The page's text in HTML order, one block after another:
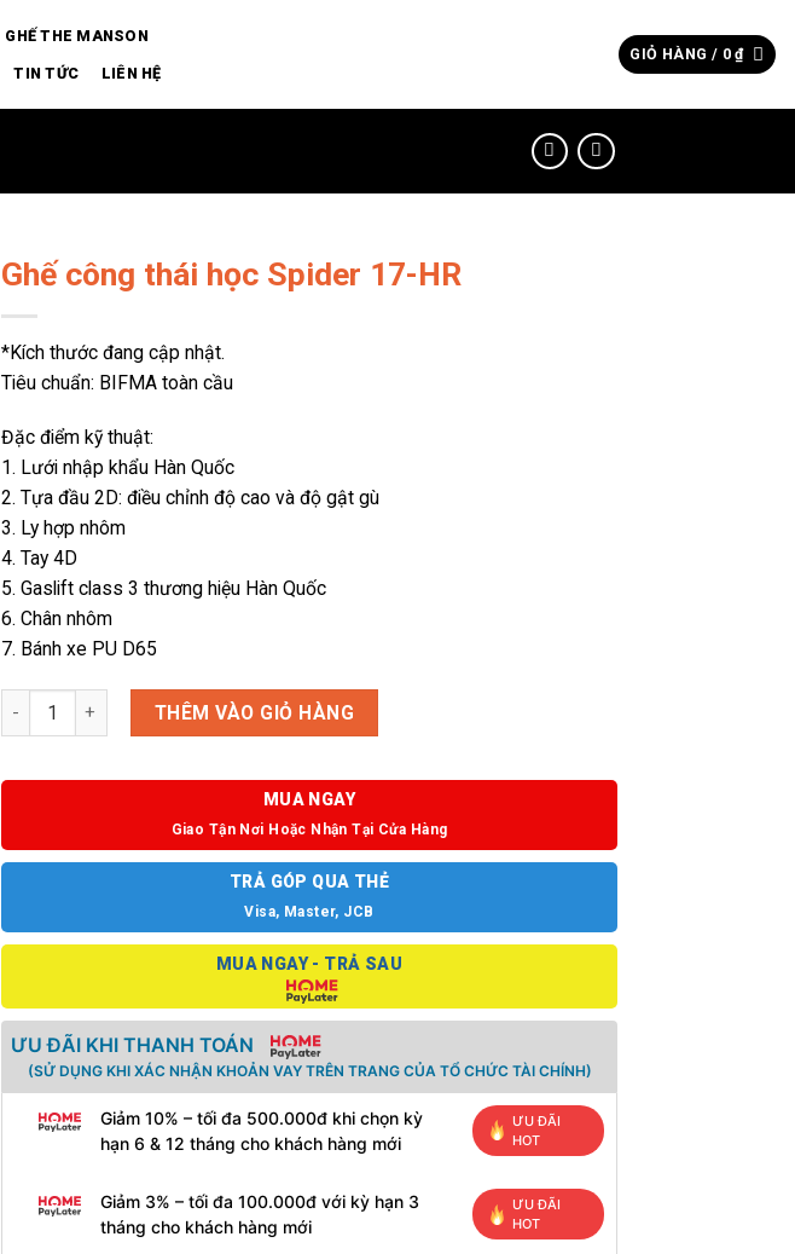
GHẾ THE MANSON
TIN TỨC LIÊN HỆ
GIỎ HÀNG / 0₫
Ghế công thái học Spider 17-HR
*Kích thước đang cập nhật.
Tiêu chuẩn: BIFMA toàn cầu
Đặc điểm kỹ thuật:
1. Lưới nhập khẩu Hàn Quốc
2. Tựa đầu 2D: điều chỉnh độ cao và độ gật gù
3. Ly hợp nhôm
4. Tay 4D
5. Gaslift class 3 thương hiệu Hàn Quốc
6. Chân nhôm
7. Bánh xe PU D65
Ghế công thái học Spider 17-HR số lượng
THÊM VÀO GIỎ HÀNG
MUA NGAY
Giao Tận Nơi Hoặc Nhận Tại Cửa Hàng
TRẢ GÓP QUA THẺ
Visa, Master, JCB
MUA NGAY - TRẢ SAU
ƯU ĐÃI KHI THANH TOÁN
(SỬ DỤNG KHI XÁC NHẬN KHOẢN VAY TRÊN TRANG CỦA TỔ CHỨC TÀI CHÍNH)
Giảm 10% – tối đa 500.000đ khi chọn kỳ
hạn 6 & 12 tháng cho khách hàng mới
ƯU ĐÃI
HOT
Giảm 3% – tối đa 100.000đ với kỳ hạn 3
tháng cho khách hàng mới
ƯU ĐÃI
HOT